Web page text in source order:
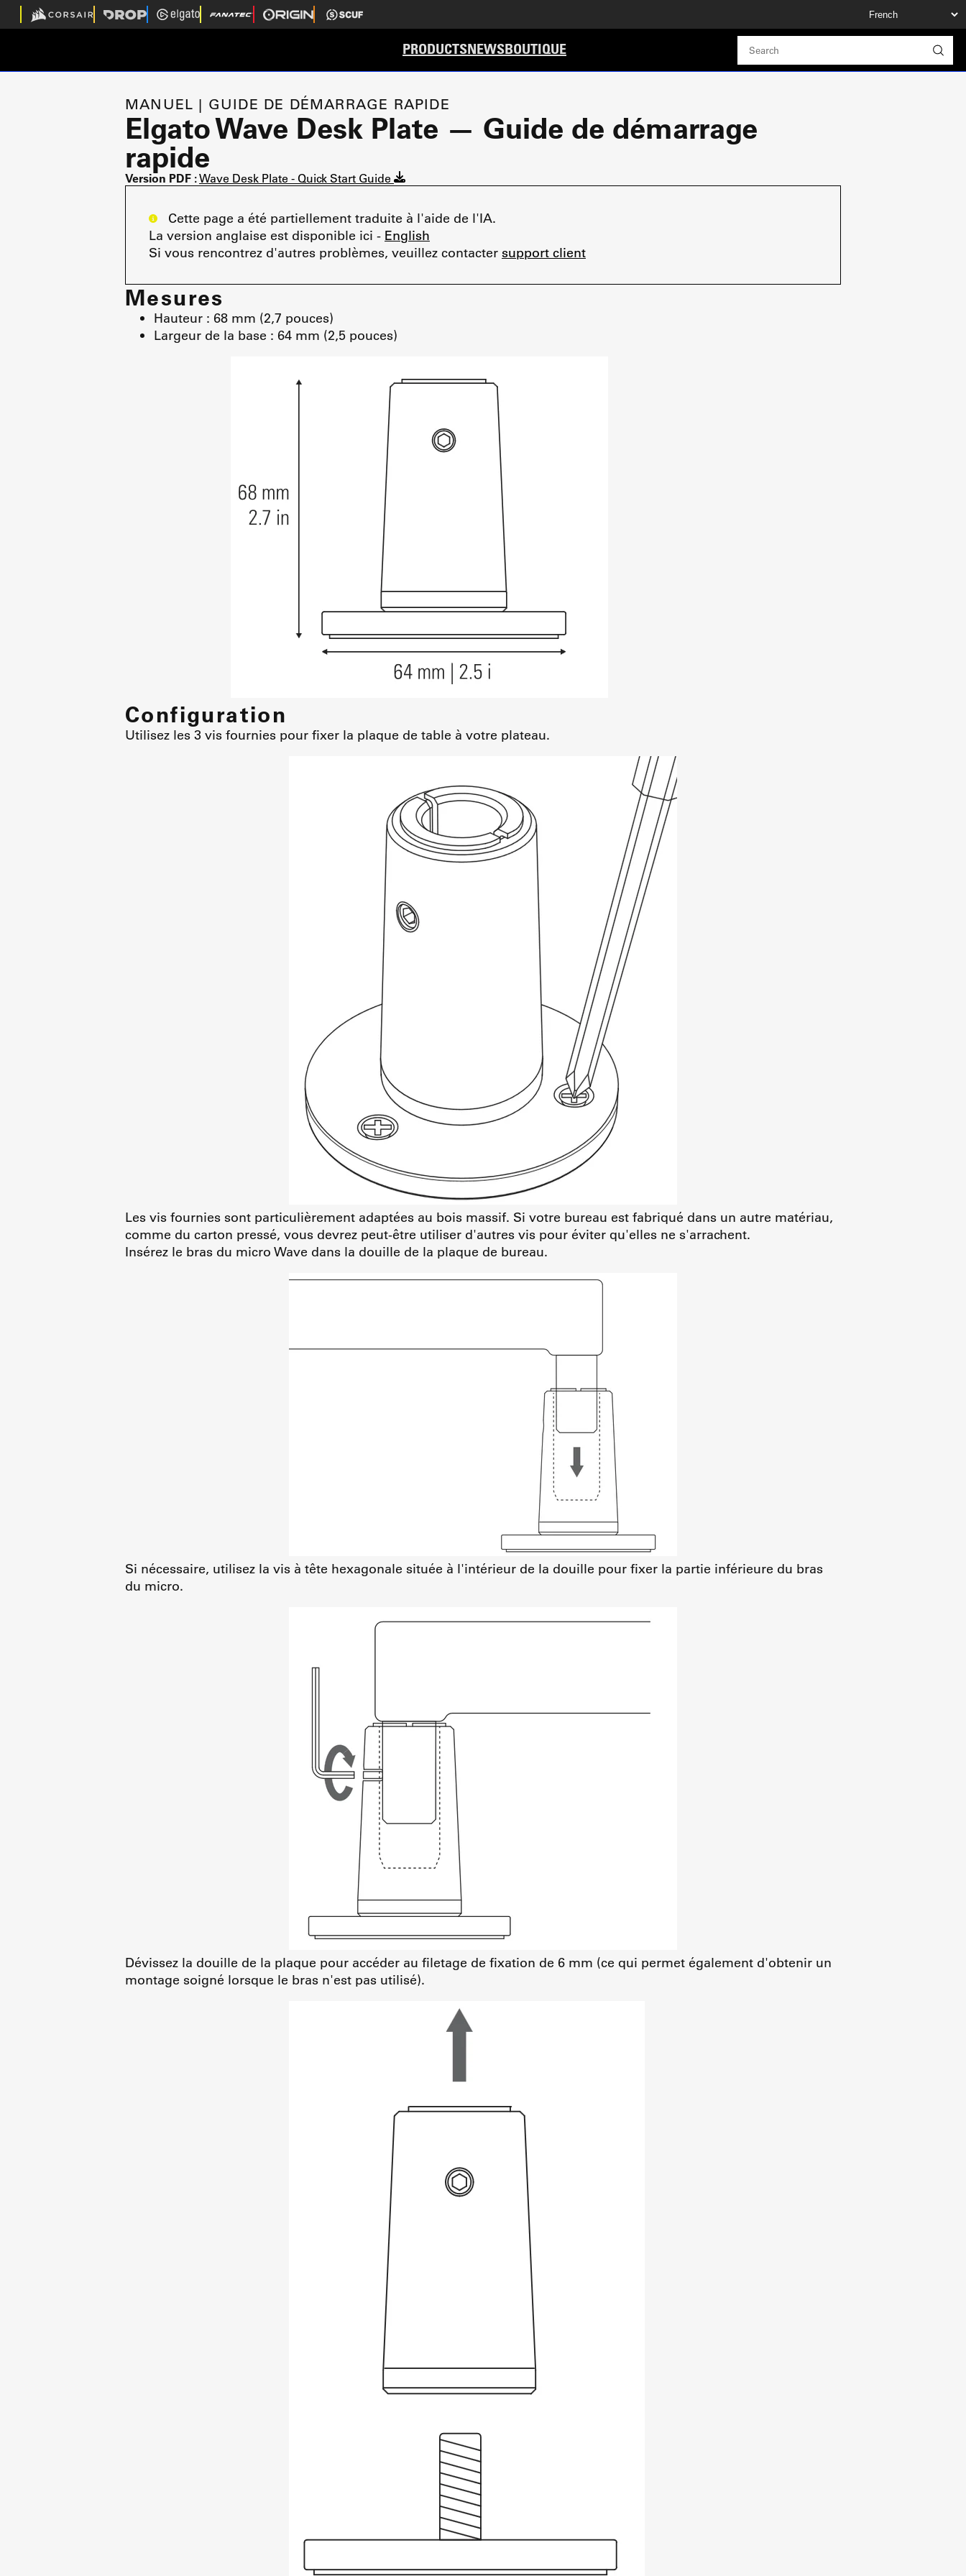
PRODUCTSNEWSBOUTIQUE
MANUEL | GUIDE DE DÉMARRAGE RAPIDE
Elgato Wave Desk Plate — Guide de démarrage
rapide
Version PDF :Wave Desk Plate - Quick Start Guide
Cette page a été partiellement traduite à l'aide de l'IA.
La version anglaise est disponible ici - English
Si vous rencontrez d'autres problèmes, veuillez contacter support client
Mesures
Hauteur : 68 mm (2,7 pouces)
Largeur de la base : 64 mm (2,5 pouces)
Configuration
Utilisez les 3 vis fournies pour fixer la plaque de table à votre plateau.
Les vis fournies sont particulièrement adaptées au bois massif. Si votre bureau est fabriqué dans un autre matériau,
comme du carton pressé, vous devrez peut-être utiliser d'autres vis pour éviter qu'elles ne s'arrachent.
Insérez le bras du micro Wave dans la douille de la plaque de bureau.
Si nécessaire, utilisez la vis à tête hexagonale située à l'intérieur de la douille pour fixer la partie inférieure du bras
du micro.
Dévissez la douille de la plaque pour accéder au filetage de fixation de 6 mm (ce qui permet également d'obtenir un
montage soigné lorsque le bras n'est pas utilisé).